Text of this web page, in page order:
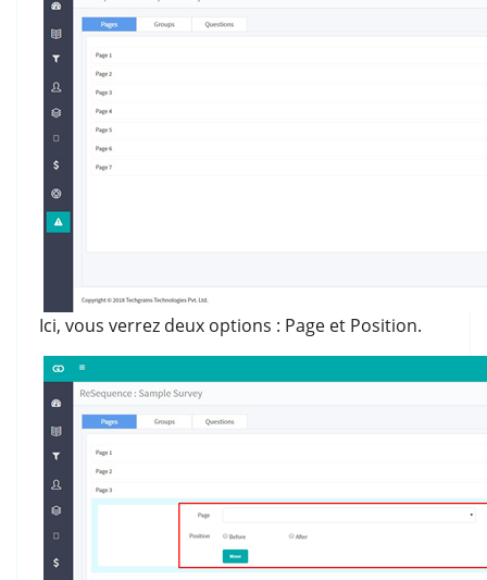
Ici, vous verrez deux options : Page et Position.